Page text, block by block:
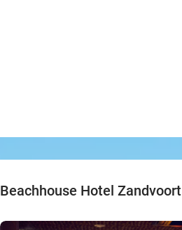
Beachhouse Hotel Zandvoort